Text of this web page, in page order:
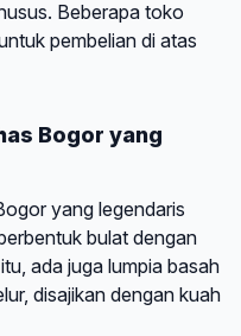
Beberapa toko
pembelian di atas
Bogor yang
yang legendaris
bulat dengan
ada juga lumpia basah
disajikan dengan kuah